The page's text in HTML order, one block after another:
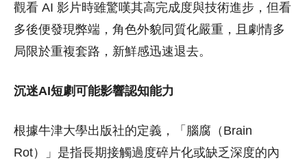
觀看 AI 影片時雖驚嘆其高完成度與技術進步，但看
多後便發現弊端，角色外貌同質化嚴重，且劇情多
局限於重複套路，新鮮感迅速退去。
沉迷AI短劇可能影響認知能力
根據牛津大學出版社的定義，「腦腐（Brain
Rot）」是指長期接觸過度碎片化或缺乏深度的內